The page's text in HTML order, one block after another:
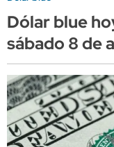
Dólar blue
sábado 8 de